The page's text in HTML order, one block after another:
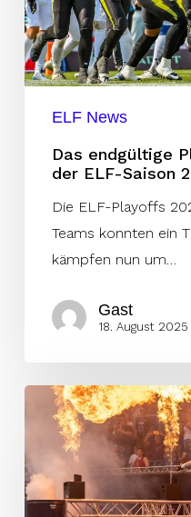
ELF-
Saison
2025
ELF News
Das endgültige
der ELF-Saison
Die ELF-Playoffs
Teams konnten ein
kämpfen nun um…
Gast
18. August 2025
Vienna
Vikings
gewinnen
Overtime-
Krimi